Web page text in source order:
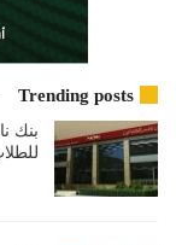
Trending posts
بنك